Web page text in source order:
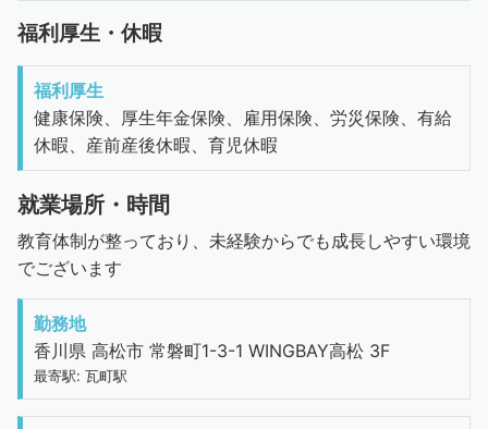
福利厚生・休暇
福利厚生
健康保険、厚生年金保険、雇用保険、労災保険、有給
休暇、産前産後休暇、育児休暇
就業場所・時間
教育体制が整っており、未経験からでも成長しやすい環境
でございます
勤務地
香川県 高松市 常磐町1-3-1 WINGBAY高松 3F
最寄駅: 瓦町駅